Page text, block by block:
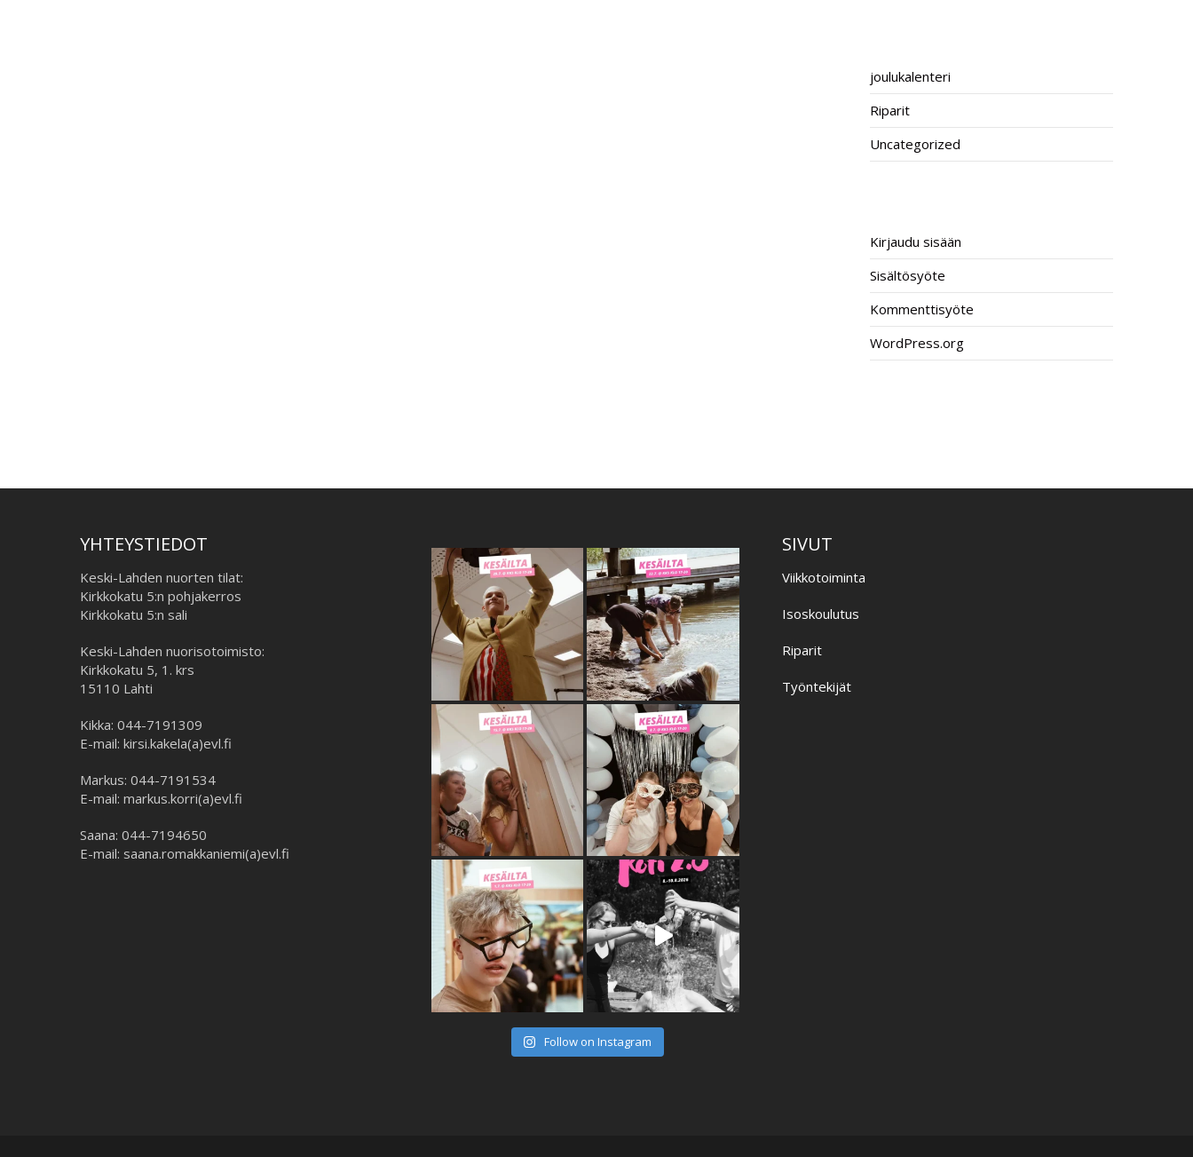
joulukalenteri
Riparit
Uncategorized
Kirjaudu sisään
Sisältösyöte
Kommenttisyöte
WordPress.org
YHTEYSTIEDOT
Keski-Lahden nuorten tilat:
Kirkkokatu 5:n pohjakerros
Kirkkokatu 5:n sali
Keski-Lahden nuorisotoimisto:
Kirkkokatu 5, 1. krs
15110 Lahti
Kikka: 044-7191309
E-mail: kirsi.kakela(a)evl.fi
Markus: 044-7191534
E-mail: markus.korri(a)evl.fi
Saana: 044-7194650
E-mail: saana.romakkaniemi(a)evl.fi
Follow on Instagram
SIVUT
Viikkotoiminta
Isoskoulutus
Riparit
Työntekijät